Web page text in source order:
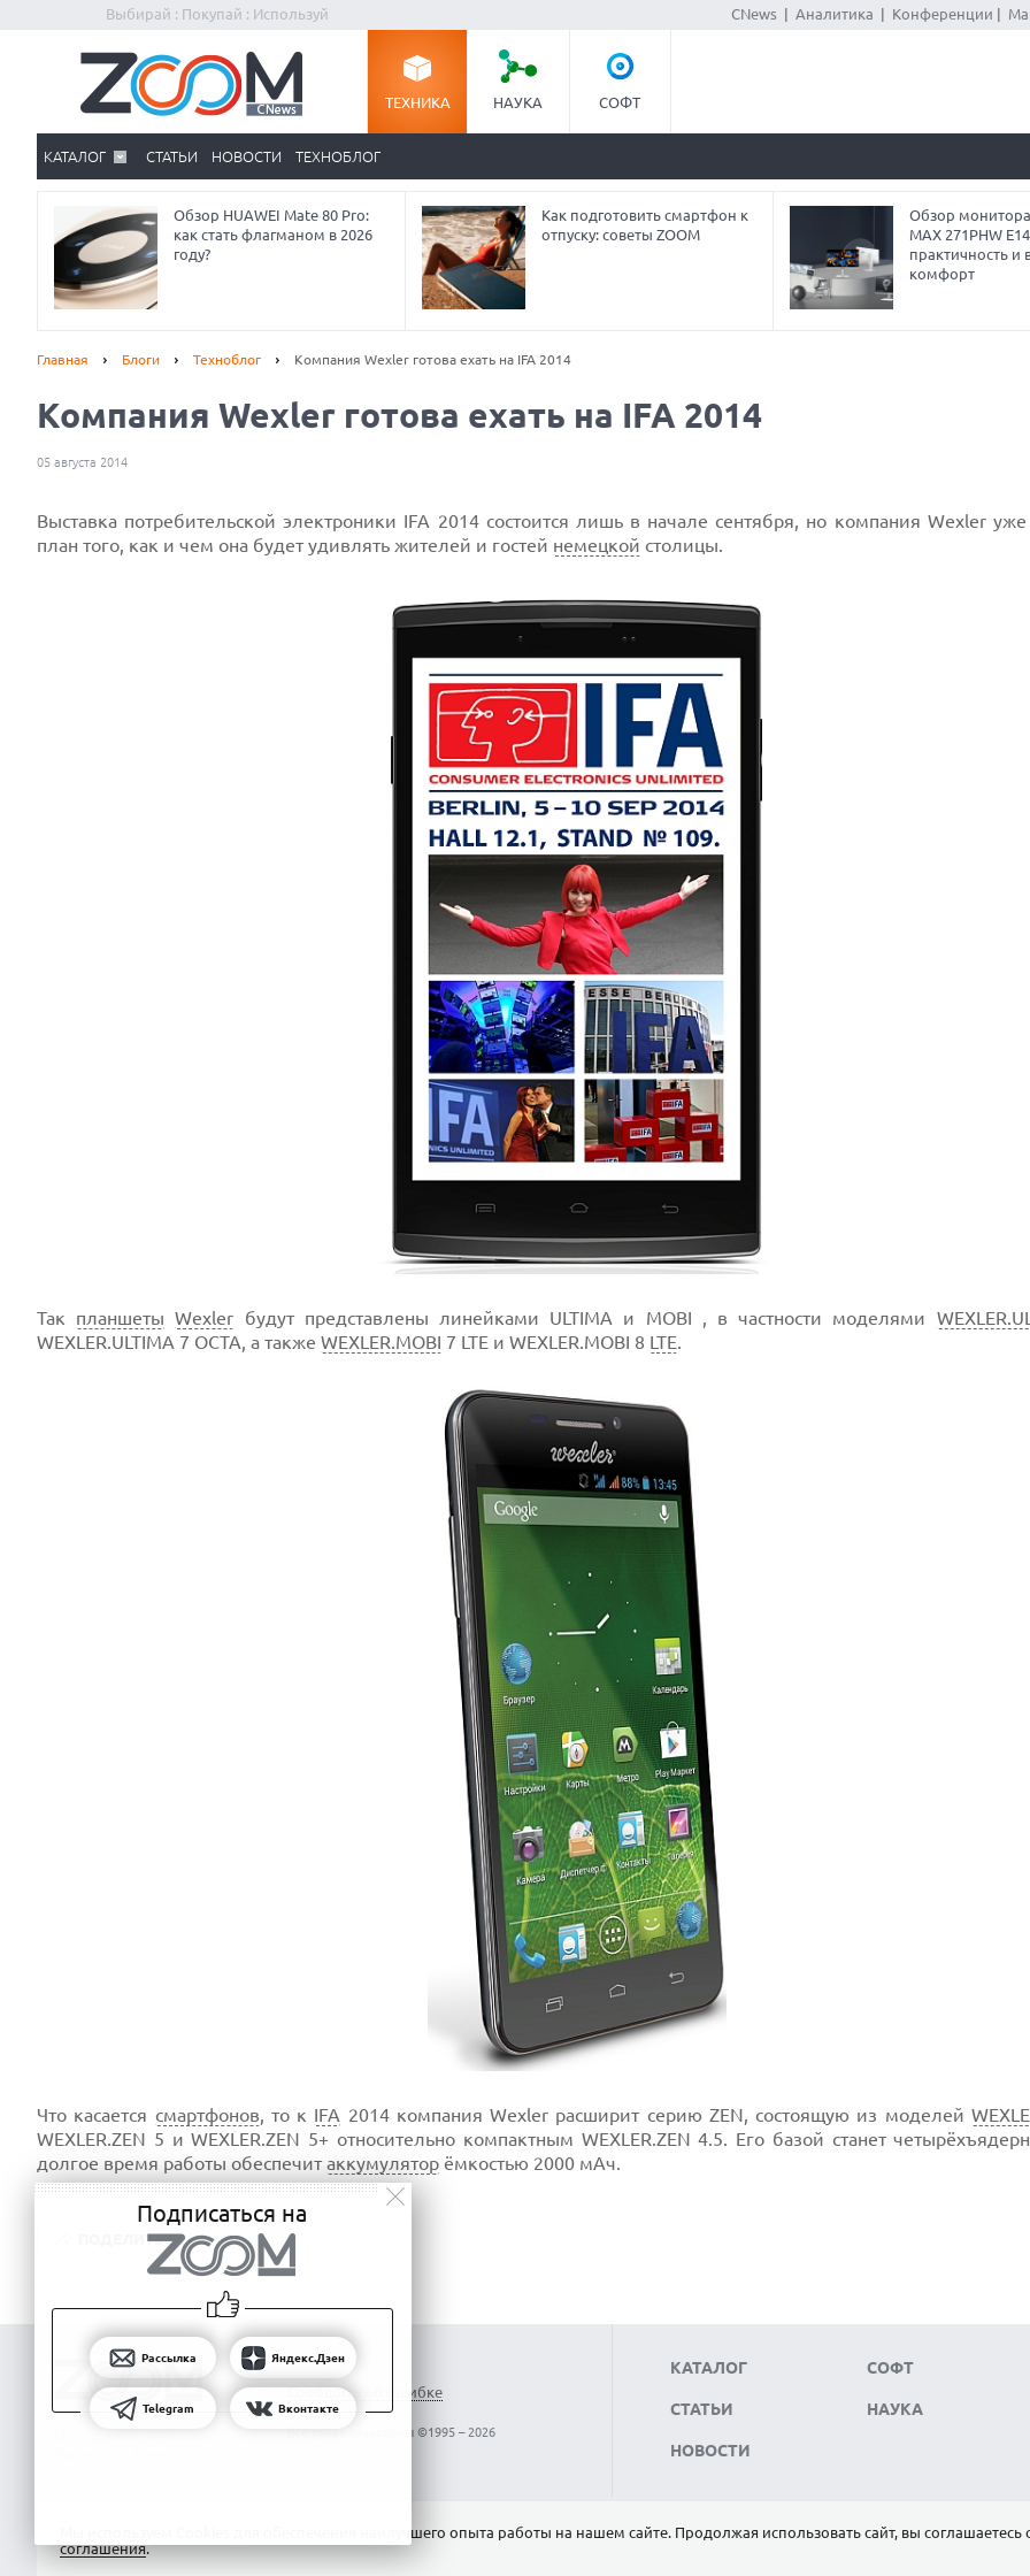
Выбирай : Покупай : Используй CNews| Аналитика Конференции
ТЕХНИКА НАУКА СОФТ
КАТАЛОГ СТАТЬИ НОВОСТИ ТЕХНОБЛОГ
Обзор HUAWEI Mate 80 Pro:
как стать флагманом в 2026
году?
Как подготовить смартфон к
отпуску: советы ZOOM
Обзор монитора
MAX 271PHW
практичность и
комфорт
Главная Блоги Техноблог Компания Wexler готова ехать на IFA 2014
Компания Wexler готова ехать на IFA 2014
05 августа 2014
Выставка потребительской электроники IFA 2014 состоится лишь в начале сентября, но компания Wexler
план того, как и чем она будет удивлять жителей и гостей немецкой столицы.
Так планшеты Wexler будут представлены линейками ULTIMA и MOBI , в частности моделями
WEXLER.ULTIMA 7 OCTA, а также WEXLER.MOBI 7 LTE и WEXLER.MOBI 8 LTE.
Что касается смартфонов, то к IFA 2014 компания Wexler расширит серию ZEN, состоящую из моделей
WEXLER.ZEN 5 и WEXLER.ZEN 5+ относительно компактным WEXLER.ZEN 4.5. Его базой станет
долгое время работы обеспечитаккумулятор ёмкостью 2000 мАч.
ПОДЕЛИТЬСЯ
Сообщить об ошибке
Все права защищены ©1995 – 2026
КАТАЛОГ
СТАТЬИ
НОВОСТИ
СОФТ
НАУКА
Подписаться на
Рассылка Яндекс.Дзен
Telegram Вконтакте
Мы используем Сookies для обеспечения наилучшего опыта работы на нашем сайте. Продолжая использовать сайт, вы соглашаетесь
соглашения.